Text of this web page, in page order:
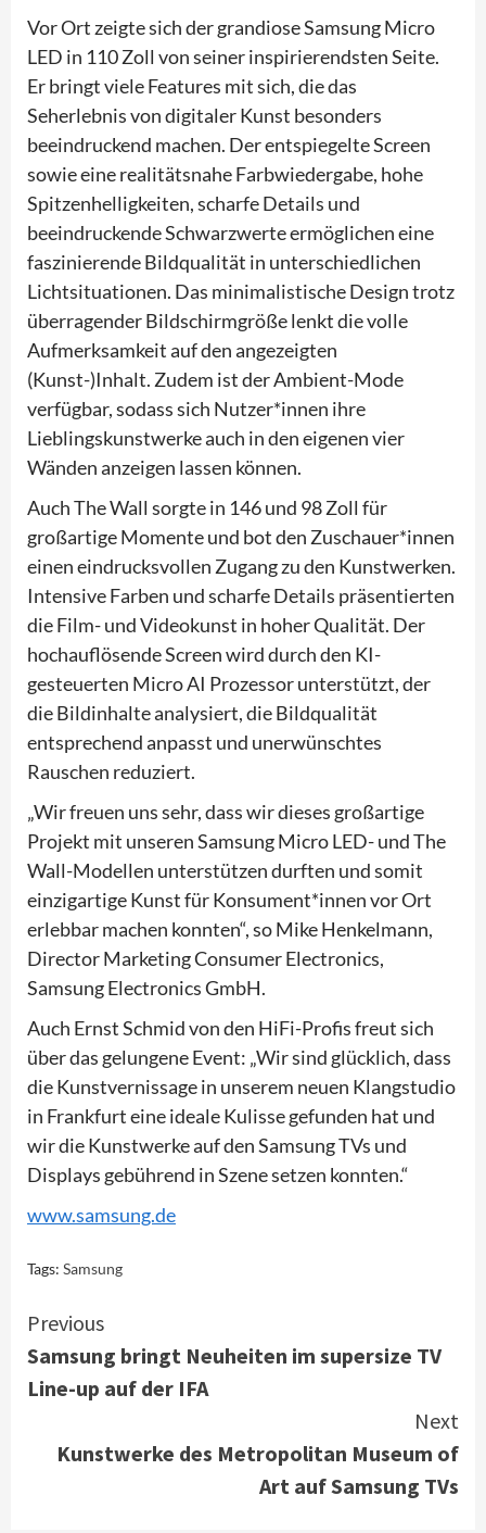
Vor Ort zeigte sich der grandiose Samsung Micro
LED in 110 Zoll von seiner inspirierendsten Seite.
Er bringt viele Features mit sich, die das
Seherlebnis von digitaler Kunst besonders
beeindruckend machen. Der entspiegelte Screen
sowie eine realitätsnahe Farbwiedergabe, hohe
Spitzenhelligkeiten, scharfe Details und
beeindruckende Schwarzwerte ermöglichen eine
faszinierende Bildqualität in unterschiedlichen
Lichtsituationen. Das minimalistische Design trotz
überragender Bildschirmgröße lenkt die volle
Aufmerksamkeit auf den angezeigten
(Kunst-)Inhalt. Zudem ist der Ambient-Mode
verfügbar, sodass sich Nutzer*innen ihre
Lieblingskunstwerke auch in den eigenen vier
Wänden anzeigen lassen können.
Auch The Wall sorgte in 146 und 98 Zoll für
großartige Momente und bot den Zuschauer*innen
einen eindrucksvollen Zugang zu den Kunstwerken.
Intensive Farben und scharfe Details präsentierten
die Film- und Videokunst in hoher Qualität. Der
hochauflösende Screen wird durch den KI-
gesteuerten Micro AI Prozessor unterstützt, der
die Bildinhalte analysiert, die Bildqualität
entsprechend anpasst und unerwünschtes
Rauschen reduziert.
„Wir freuen uns sehr, dass wir dieses großartige
Projekt mit unseren Samsung Micro LED- und The
Wall-Modellen unterstützen durften und somit
einzigartige Kunst für Konsument*innen vor Ort
erlebbar machen konnten“, so Mike Henkelmann,
Director Marketing Consumer Electronics,
Samsung Electronics GmbH.
Auch Ernst Schmid von den HiFi-Profis freut sich
über das gelungene Event: „Wir sind glücklich, dass
die Kunstvernissage in unserem neuen Klangstudio
in Frankfurt eine ideale Kulisse gefunden hat und
wir die Kunstwerke auf den Samsung TVs und
Displays gebührend in Szene setzen konnten.“
www.samsung.de
Tags: Samsung
Continue
Reading
Previous
Samsung bringt Neuheiten im supersize TV
Line-up auf der IFA
Next
Kunstwerke des Metropolitan Museum of
Art auf Samsung TVs